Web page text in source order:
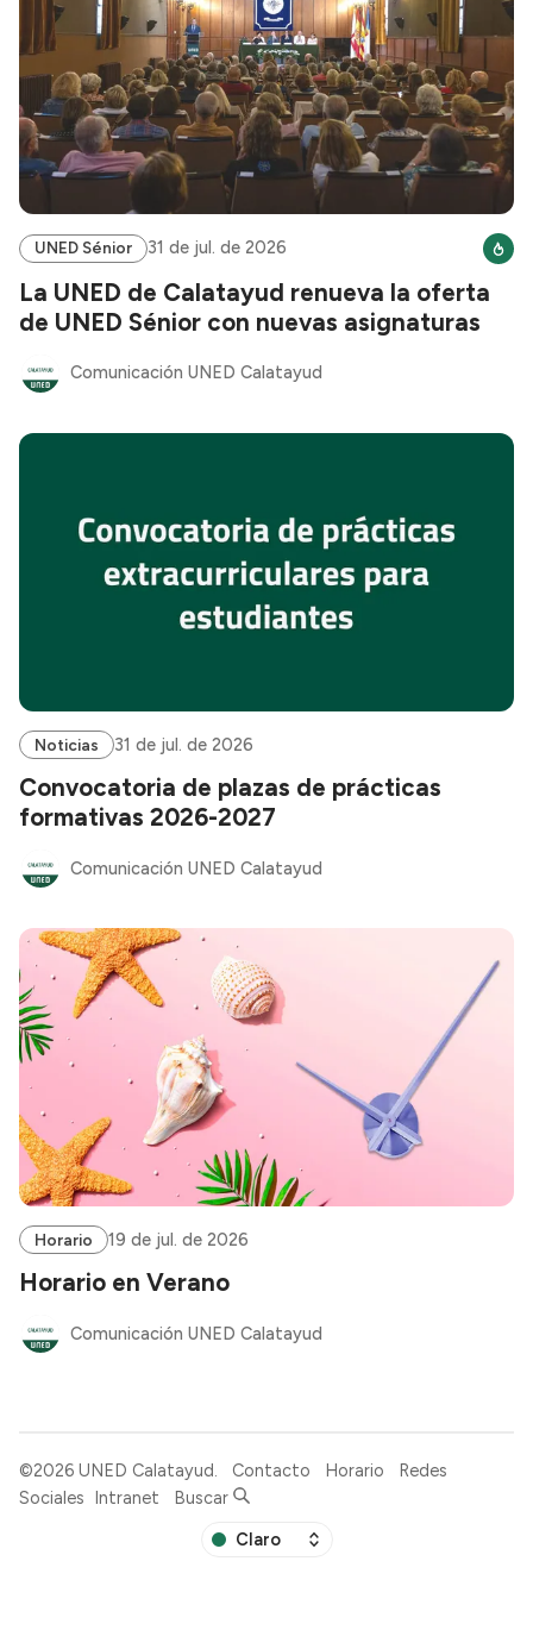
UNED Sénior 31 de jul. de 2026
La UNED de Calatayud renueva la oferta
de UNED Sénior con nuevas asignaturas
Comunicación UNED Calatayud
Noticias 31 de jul. de 2026
Convocatoria de plazas de prácticas
formativas 2026-2027
Comunicación UNED Calatayud
Horario 19 de jul. de 2026
Horario en Verano
Comunicación UNED Calatayud
©2026 UNED Calatayud. Contacto Horario
Redes
Sociales
Intranet Buscar